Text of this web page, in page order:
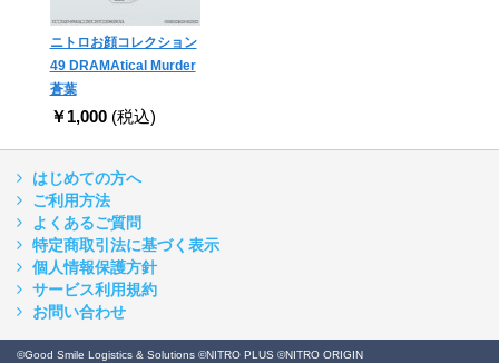
ニトロお顔コレクション
49 DRAMAtical Murder
蒼葉
￥1,000 (税込)
はじめての方へ
ご利用方法
よくあるご質問
特定商取引法に基づく表示
個人情報保護方針
サービス利用規約
お問い合わせ
©Good Smile Logistics & Solutions ©NITRO PLUS ©NITRO ORIGIN